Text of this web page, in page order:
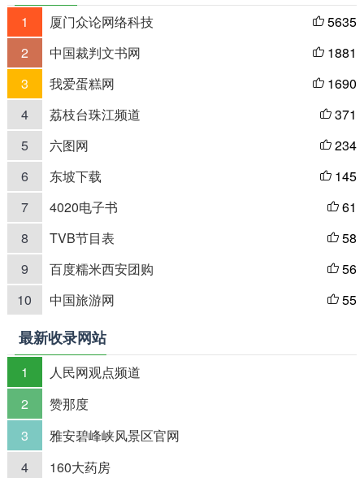
1 厦门众论网络科技  5635
2
中国裁判文书网  1881
3
我爱蛋糕网  1690
4
荔枝台珠江频道  371
5
六图网  234
6
东坡下载  145
7
4020电子书  61
8
TVB节目表  58
9
百度糯米西安团购  56
10
中国旅游网  55
最新收录网站
1
人民网观点频道
2
赞那度
3
雅安碧峰峡风景区官网
4
160大药房